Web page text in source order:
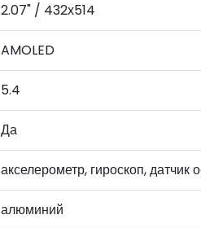
2.07" / 432х514
AMOLED
5.4
Да
акселерометр, гироскоп,
алюминий